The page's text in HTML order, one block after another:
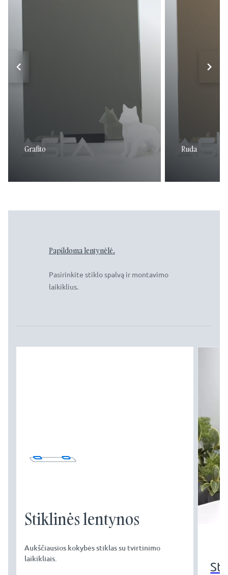
Grafito Ruda
Papildoma lentynėlė.
Pasirinkite stiklo spalvą ir montavimo
laikiklius.
Stiklinės lentynos
Aukščiausios kokybės stiklas su tvirtinimo
laikikliais.